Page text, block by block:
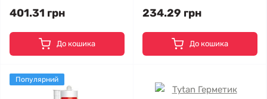
401.31 грн
До кошика
234.29 грн
До кошика
Популярний